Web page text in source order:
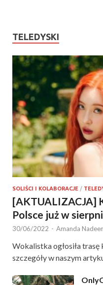
TELEDYSKI
SOLIŚCI I KOLABORACJE /
[AKTUALIZACJA]
Polsce już w
30/06/2022 - Amanda
Wokalistka ogłosiła
szczegóły w naszym